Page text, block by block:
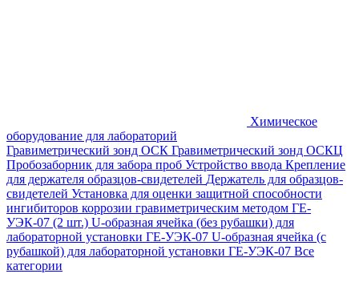
Химическое
оборудование для лабораторий
Гравиметрический зонд ОСК Гравиметрический зонд ОСКЦ
Пробозаборник для забора проб Устройство ввода Крепление
для держателя образцов-свидетелей Держатель для образцов-
свидетелей Установка для оценки защитной способности
ингибиторов коррозии гравиметрическим методом ГЕ-
УЭК-07 (2 шт.) U-образная ячейка (без рубашки) для
лабораторной установки ГЕ-УЭК-07 U-образная ячейка (с
рубашкой) для лабораторной установки ГЕ-УЭК-07 Все
категории